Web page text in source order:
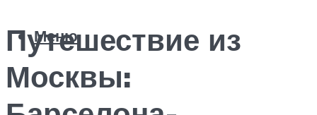
Меню
Путешествие из
Москвы: